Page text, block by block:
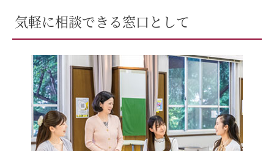
気軽に相談できる窓口として